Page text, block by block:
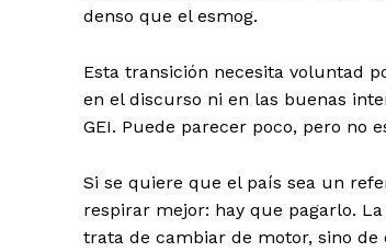
denso que el esmog.
Esta transición necesita voluntad
en el discurso ni en las buenas
GEI. Puede parecer poco, pero no
Si se quiere que el país sea un
respirar mejor: hay que pagarlo.
trata de cambiar de motor, sino de